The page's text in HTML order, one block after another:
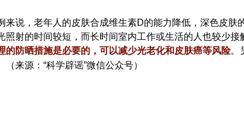
来说，老年人的皮肤合成维生素D的能力降低，深色皮肤
射的时间较短，而长时间室内工作或生活的人也较少接
的防晒措施是必要的，可以减少光老化和皮肤癌等风险。
来源：“科学辟谣”微信公众号）